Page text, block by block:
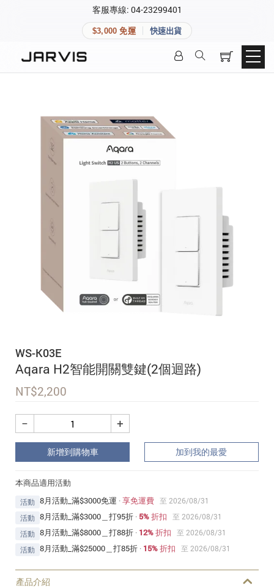
客服專線: 04-23299401
$3,000 免運 快速出貨
WS-K03E
Aqara H2智能開關雙鍵(2個迴路)
NT$2,200
+
−
新增到購物車 加到我的最愛
本商品適用活動
活動 8月活動_滿$3000免運 ·享免運費
至 2026/08/31
活動 8月活動_滿$3000＿打95折 · 5% 折扣
至 2026/08/31
活動 8月活動_滿$8000＿打88折 · 12% 折扣
至 2026/08/31
活動 8月活動_滿$25000＿打85折 · 15% 折扣 至 2026/08/31
產品介紹
快速連結
Matter 智慧家庭
精品家電
登入後可查看訂單、會員資料與收藏清單。
登入會員
建立新帳號
追蹤我的訂單
會員資料管理
加入 JARVIS VIP